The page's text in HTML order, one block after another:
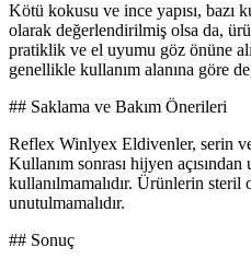
Kötü kokusu ve ince yapısı, bazı
olarak değerlendirilmiş olsa da,
pratiklik ve el uyumu göz önüne
genellikle kullanım alanına göre
## Saklama ve Bakım Önerileri
Reflex Winlyex Eldivenler, serin
Kullanım sonrası hijyen
kullanılmamalıdır. Ürünlerin steril
unutulmamalıdır.
## Sonuç